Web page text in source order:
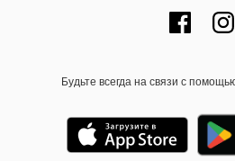
Будьте всегда на связи с